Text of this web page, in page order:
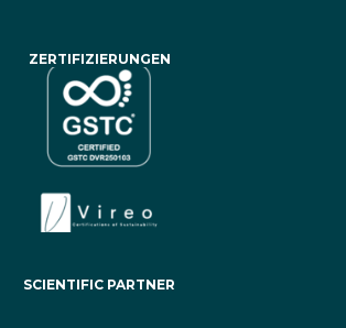
ZERTIFIZIERUNGEN
SCIENTIFIC PARTNER